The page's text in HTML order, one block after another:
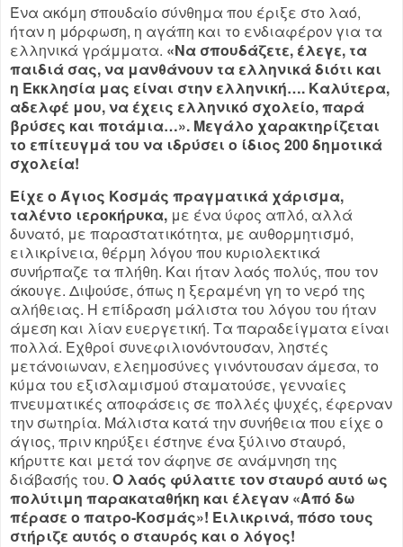
Ένα ακόμη σπουδαίο σύνθημα που έριξε στο λαό,
ήταν η μόρφωση, η αγάπη και το ενδιαφέρον για τα
ελληνικά γράμματα. «Να σπουδάζετε, έλεγε, τα
παιδιά σας, να μανθάνουν τα ελληνικά διότι και
η Εκκλησία μας είναι στην ελληνική…. Καλύτερα,
αδελφέ μου, να έχεις ελληνικό σχολείο, παρά
βρύσες και ποτάμια…». Μεγάλο χαρακτηρίζεται
το επίτευγμά του να ιδρύσει ο ίδιος 200 δημοτικά
σχολεία!
Είχε ο Άγιος Κοσμάς πραγματικά χάρισμα,
ταλέντο ιεροκήρυκα, με ένα ύφος απλό, αλλά
δυνατό, με παραστατικότητα, με αυθορμητισμό,
ειλικρίνεια, θέρμη λόγου που κυριολεκτικά
συνήρπαζε τα πλήθη. Και ήταν λαός πολύς, που τον
άκουγε. Διψούσε, όπως η ξεραμένη γη το νερό της
αλήθειας. Η επίδραση μάλιστα του λόγου του ήταν
άμεση και λίαν ευεργετική. Τα παραδείγματα είναι
πολλά. Εχθροί συνεφιλιονόντουσαν, ληστές
μετάνοιωναν, ελεημοσύνες γινόντουσαν άμεσα, το
κύμα του εξισλαμισμού σταματούσε, γενναίες
πνευματικές αποφάσεις σε πολλές ψυχές, έφερναν
την σωτηρία. Μάλιστα κατά την συνήθεια που είχε ο
άγιος, πριν κηρύξει έστηνε ένα ξύλινο σταυρό,
κήρυττε και μετά τον άφηνε σε ανάμνηση της
διάβασής του. Ο λαός φύλαττε τον σταυρό αυτό ως
πολύτιμη παρακαταθήκη και έλεγαν «Από δω
πέρασε ο πατρο-Κοσμάς»! Ειλικρινά, πόσο τους
στήριζε αυτός ο σταυρός και ο λόγος!